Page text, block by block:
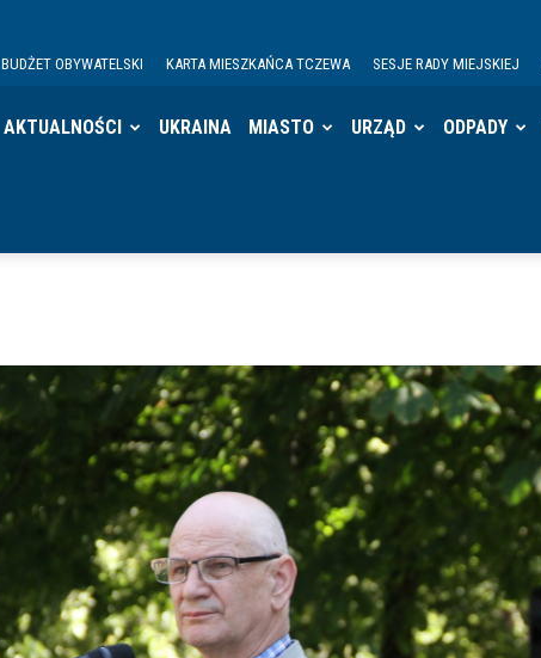
BUDŻET OBYWATELSKI KARTA MIESZKAŃCA TCZEWA SESJE RADY MIEJSKIEJ
AKTUALNOŚCI UKRAINA MIASTO URZĄD ODPADY